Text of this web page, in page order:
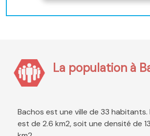
La population à
Bachos est une ville de 33 habitants.
est de 2.6 km2, soit une densité de